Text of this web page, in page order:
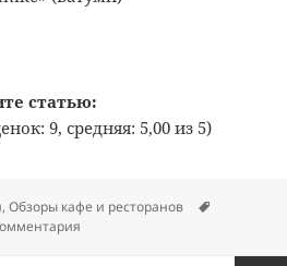
№316: Ресторан
статью:
9, средняя: 5,00 из 5)
,Обзоры кафе и ресторанов